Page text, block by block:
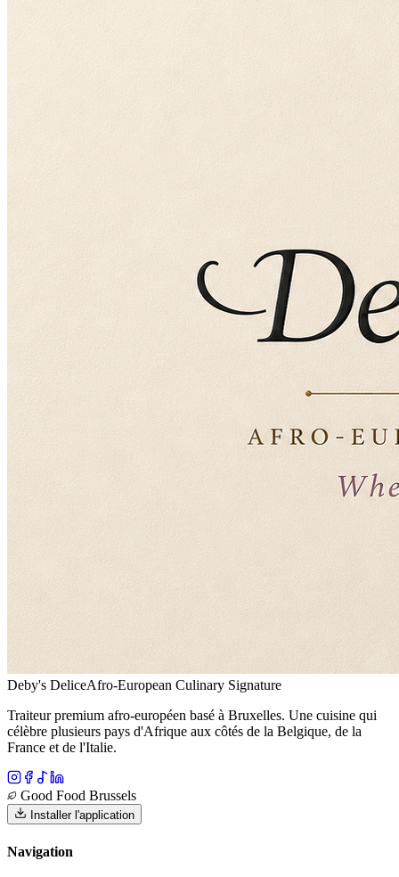
Deby's DeliceAfro-European Culinary Signature
Traiteur premium afro-européen basé à Bruxelles. Une cuisine qui
célèbre plusieurs pays d'Afrique aux côtés de la Belgique, de la
France et de l'Italie.
Good Food Brussels
Installer l'application
Navigation